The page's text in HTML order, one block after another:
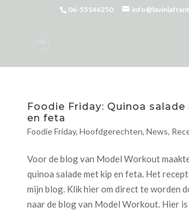
06-55146250
Foodie Friday: Quinoa
en feta
Foodie Friday, Hoofdgerechten, News,
Voor de blog van Model Workout
quinoa salade met kip en feta. Het
mijn blog. Klik hier om direct te worden
naar de blog van Model Workout. Hier is